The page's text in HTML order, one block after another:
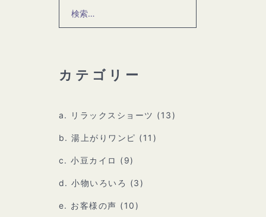
カテゴリー
a. リラックスショーツ (13)
b. 湯上がりワンピ (11)
c. 小豆カイロ (9)
d. 小物いろいろ (3)
e. お客様の声 (10)